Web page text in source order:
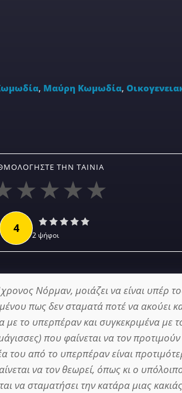
, Μαύρη Κωμωδία,
ΤΗΝ ΤΑΙΝΊΑ
4 2 ψήφοι
Νόρμαν, μοιάζει να είναι υπέρ
πως δεν σταματά ποτέ να ακούει
με το υπερπέραν και συγκεκριμένα με
που φαίνεται να τον προτιμούν
του από το υπερπέραν είναι
να τον θεωρεί, όπως κι ο
να σταματήσει την κατάρα μιας